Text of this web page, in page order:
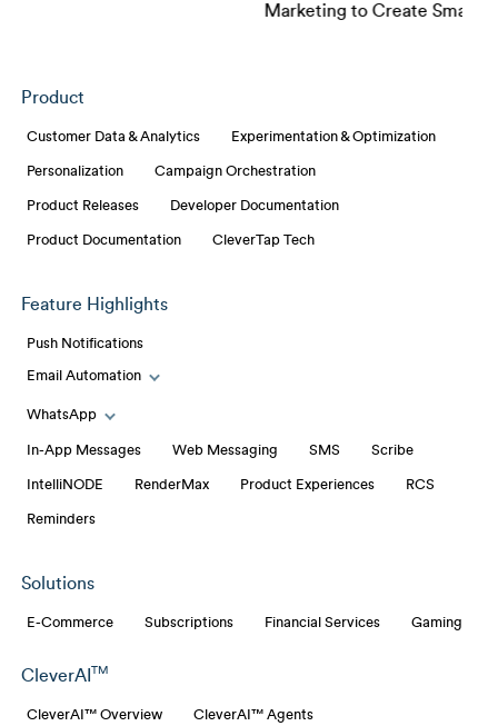
Marketing to Create Smarter
Product
Customer Data & Analytics Experimentation & Optimization
Personalization Campaign Orchestration
Product Releases Developer Documentation
Product Documentation CleverTap Tech
Feature Highlights
Push Notifications
Email Automation
Toggle Email Automation links
WhatsApp
Toggle WhatsApp links
In-App Messages Web Messaging SMS Scribe
IntelliNODE RenderMax Product Experiences RCS
Reminders
Solutions
E-Commerce Subscriptions Financial Services Gaming
CleverAI TM
CleverAI™ Overview CleverAI™ Agents